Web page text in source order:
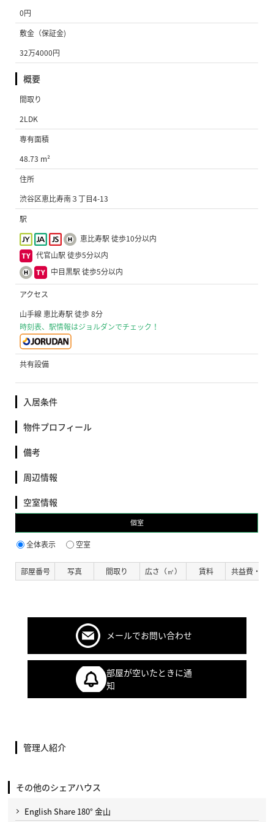
0円
敷金（保証金)
32万4000円
概要
間取り
2LDK
専有面積
48.73 m²
住所
渋谷区恵比寿南３丁目4-13
駅
恵比寿駅 徒歩10分以内
代官山駅 徒歩5分以内
中目黒駅 徒歩5分以内
アクセス
山手線 恵比寿駅 徒歩 8分
時刻表、駅情報はジョルダンでチェック！
共有設備
入居条件
物件プロフィール
備考
周辺情報
空室情報
個室
全体表示 空室
部屋番号 写真 間取り 広さ（㎡） 賃料 共益費・管
メールでお問い合わせ
部屋が空いたときに通
知
管理人紹介
その他のシェアハウス
English Share 180° 金山